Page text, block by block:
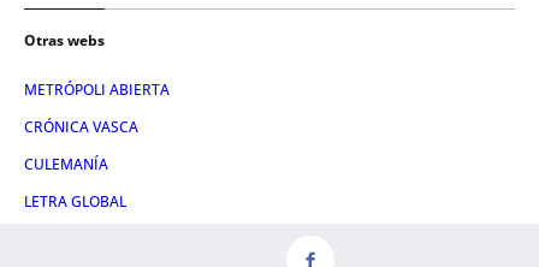
Otras webs
METRÓPOLI ABIERTA
CRÓNICA VASCA
CULEMANÍA
LETRA GLOBAL